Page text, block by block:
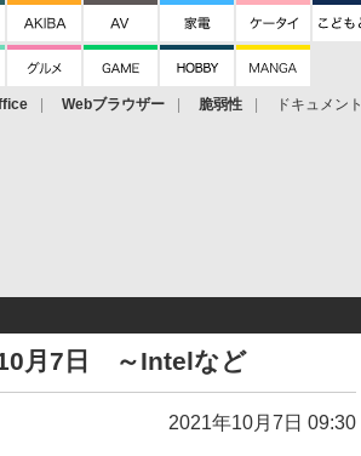
Webブラウザー 脆弱性 ドキュメント
月7日 ～Intelなど
2021年10月7日 09:30